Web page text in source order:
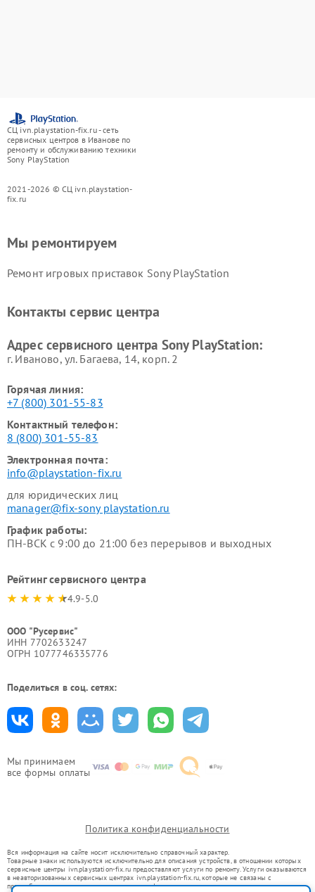
СЦ ivn.playstation-fix.ru - сеть
сервисных центров в Иванове по
ремонту и обслуживанию техники
Sony PlayStation
2021-2026 © СЦ ivn.playstation-
fix.ru
Мы принимаем
все формы оплаты
Мы ремонтируем
Ремонт игровых приставок Sony PlayStation
Контакты сервис центра
Адрес сервисного центра Sony PlayStation:
г. Иваново, ул. Багаева, 14, корп. 2
Горячая линия:
+7 (800) 301-55-83
Контактный телефон:
8 (800) 301-55-83
Электронная почта:
info@playstation-fix.ru
для юридических лиц
manager@fix-sony playstation.ru
График работы:
ПН-ВСК с 9:00 до 21:00 без перерывов и выходных
Рейтинг сервисного центра
4.9-5.0
ООО "Русервис"
ИНН 7702633247
ОГРН 1077746335776
Поделиться в соц. сетях:
Политика конфиденциальности
Вся информация на сайте носит исключительно справочный характер.
Товарные знаки используются исключительно для описания устройств, в отношении которых
сервисные центры ivn.playstation-fix.ru предоставляют услуги по ремонту. Услуги оказываются
в неавторизованных сервисных центрах ivn.playstation-fix.ru, которые не связаны с
правообладателями товарных знаков или их официальными представителями.